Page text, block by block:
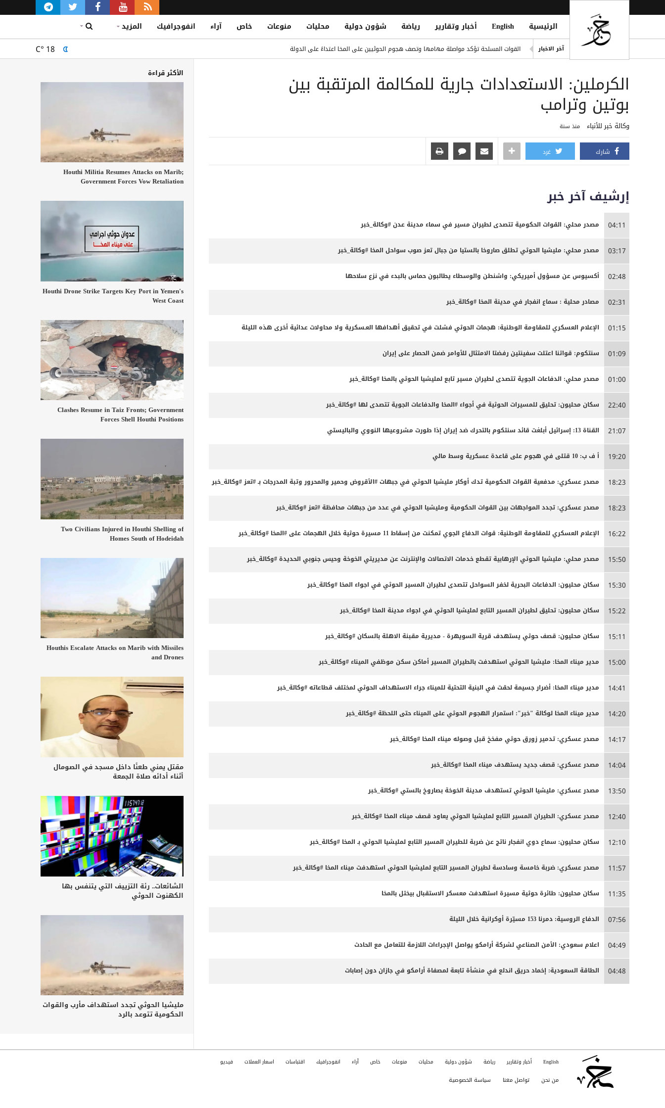
الرئيسية English أخبار وتقارير رياضة شؤون دولية محليات منوعات خاص آراء انفوجرافيك المزيد
آخر الاخبار
القوات المسلحة تؤكد مواصلة مهامها وتصف هجوم الحوثيين على المخا اعتداءً على الدولة
مانشستر سيتي يطلب تومي ماركيز في صفقة انتقال رودري إلى برشلونة
ترامب يراهن على الضغط الاقتصادي ضد إيران مع تعثر مفاوضات مضيق هرمز
C° 18
الكرملين: الاستعدادات جارية للمكالمة المرتقبة بين
بوتين وترامب
وكالة خبر للأنباء منذ سنة
شارك غرد
إرشيف آخر خبر
04:11 مصدر محلي: القوات الحكومية تتصدى لطيران مسير في سماء مدينة عدن #وكالة_خبر
03:17 مصدر محلي: مليشيا الحوثي تطلق صاروخا بالستيا من جبال تعز صوب سواحل المخا #وكالة_خبر
02:48 أكسيوس عن مسؤول أميريكي: واشنطن والوسطاء يطالبون حماس بالبدء في نزع سلاحها
02:31 مصادر محلية : سماع انفجار في مدينة المخا #وكالة_خبر
01:15 الإعلام العسكري للمقاومة الوطنية: هجمات الحوثي فشلت في تحقيق أهدافها العـسكرية ولا محاولات عدائية أخرى هذه الليلة
01:09 سنتكوم: قواتنا اعتلت سفينتين رفضتا الامتثال للأوامر ضمن الحصار على إيران
01:00 مصدر محلي: الدفاعات الجوية تتصدى لطيران مسير تابع لمليشيا الحوثي بالمخا #وكالة_خبر
22:40 سكان محليون: تحليق للمسيرات الحوثية في أجواء #المخا والدفاعات الجوية تتصدى لها #وكالة_خبر
21:07 القناة 13: إسرائيل أبلغت قائد سنتكوم بالتحرك ضد إيران إذا طورت مشروعيها النووي والباليستي
19:20 أ ف ب: 10 قتلى في هجوم على قاعدة عسكرية وسط مالي
18:23 مصدر عسكري: مدفعية القوات الحكومية تدك أوكار مليشيا الحوثي في جبهات #الأقروض وحمير والمحرور وتبة المدرجات بـ #تعز #وكالة_خبر
18:23 مصدر عسكري: تجدد المواجهات بين القوات الحكومية ومليشيا الحوثي في عدد من جبهات محافظة #تعز #وكالة_خبر
16:22 الإعلام العسكري للمقاومة الوطنية: قوات الدفاع الجوي تمكنت من إسقاط 11 مسيرة حوثية خلال الهجمات على #المخا #وكالة_خبر
15:50 مصدر محلي: مليشيا الحوثي الإرهابية تقطع خدمات الاتصالات والإنترنت عن مديريتي الخوخة وحيس جنوبي الحديدة #وكالة_خبر
15:30 سكان محليون: الدفاعات البحرية لخفر السواحل تتصدى لطيران المسير الحوثي في اجواء المخا #وكالة_خبر
15:22 سكان محليون: تحليق لطيران المسير التابع لمليشيا الحوثي في اجواء مدينة المخا #وكالة_خبر
15:11 سكان محليون: قصف حوثي يستهدف قرية السويهرة - مديرية مقبنة الاهلة بالسكان #وكالة_خبر
15:00 مدير ميناء المخا: مليشيا الحوثي استهدفت بالطيران المسير أماكن سكن موظفي الميناء #وكالة_خبر
14:41 مدير ميناء المخا: أضرار جسيمة لحقت في البنية التحتية للميناء جراء الاستهداف الحوثي لمختلف قطاعاته #وكالة_خبر
14:20 مدير ميناء المخا لوكالة "خبر": استمرار الهجوم الحوثي على الميناء حتى اللحظة #وكالة_خبر
14:17 مصدر عسكري: تدمير زورق حوثي مفخخ قبل وصوله ميناء المخا #وكالة_خبر
14:04 مصدر عسكري: قصف جديد يستهدف ميناء المخا #وكالة_خبر
13:50 مصدر عسكري: مليشيا الحوثي تستهدف مدينة الخوخة بصاروخ بالستي #وكالة_خبر
12:40 مصدر عسكري: الطيران المسير التابع لمليشيا الحوثي يعاود قصف ميناء المخا #وكالة_خبر
12:10 سكان محليون: سماع دوي انفجار ناتج عن ضربة للطيران المسير التابع لمليشيا الحوثي بـ المخا #وكالة_خبر
11:57 مصدر عسكري: ضربة خامسة وسادسة لطيران المسير التابع لمليشيا الحوثي استهدفت ميناء المخا #وكالة_خبر
11:35 سكان محليون: طائرة حوثية مسيرة استهدفت معسكر الاستقبال بيختل بالمخا
07:56 الدفاع الروسية: دمرنا 153 مسيّرة أوكرانية خلال الليلة
04:49 اعلام سعودي: الأمن الصناعي لشركة أرامكو يواصل الإجراءات اللازمة للتعامل مع الحادث
04:48 الطاقة السعودية: إخماد حريق اندلع في منشأة تابعة لمصفاة أرامكو في جازان دون إصابات
الأكثر قراءة
Houthi Militia Resumes Attacks on Marib;
Government Forces Vow Retaliation
Houthi Drone Strike Targets Key Port in Yemen's
West Coast
Clashes Resume in Taiz Fronts; Government
Forces Shell Houthi Positions
Two Civilians Injured in Houthi Shelling of
Homes South of Hodeidah
Houthis Escalate Attacks on Marib with Missiles
and Drones
مقتل يمني طعنًا داخل مسجد في الصومال
أثناء أدائه صلاة الجمعة
الشائعات.. رئة التزييف التي يتنفس بها
الكهنوت الحوثي
مليشيا الحوثي تجدد استهداف مأرب والقوات
الحكومية تتوعد بالرد
English أخبار وتقارير رياضة شؤون دولية محليات منوعات خاص آراء انفوجرافيك اقتباسات اسعار العملات فيديو
من نحن تواصل معنا
سياسة الخصوصية